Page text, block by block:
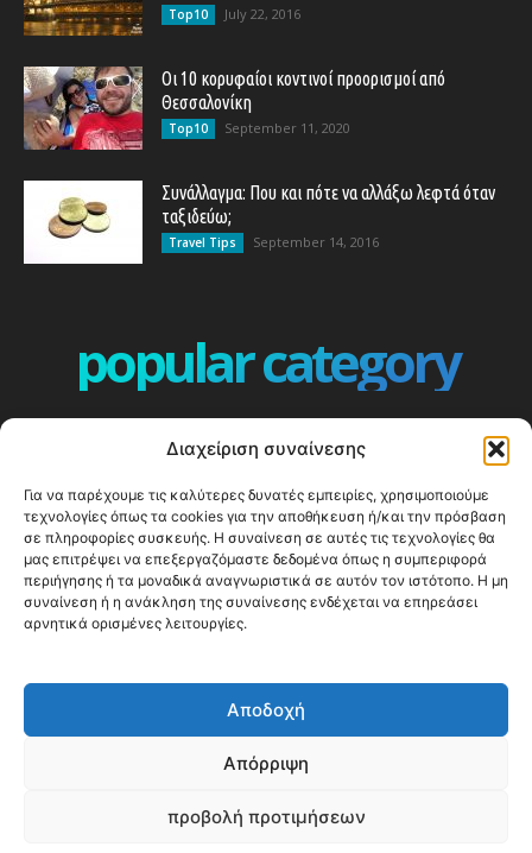
Διαχείριση συναίνεσης
Για να παρέχουμε τις καλύτερες δυνατές εμπειρίες, χρησιμοποιούμε
τεχνολογίες όπως τα cookies για την αποθήκευση ή/και την πρόσβαση
σε πληροφορίες συσκευής. Η συναίνεση σε αυτές τις τεχνολογίες θα
μας επιτρέψει να επεξεργαζόμαστε δεδομένα όπως η συμπεριφορά
περιήγησης ή τα μοναδικά αναγνωριστικά σε αυτόν τον ιστότοπο. Η μη
συναίνεση ή η ανάκληση της συναίνεσης ενδέχεται να επηρεάσει
αρνητικά ορισμένες λειτουργίες.
Αποδοχή
Απόρριψη
προβολή προτιμήσεων
Top10 July 22, 2016
Οι 10 κορυφαίοι κοντινοί προορισμοί από
Θεσσαλονίκη
Top10 September 11, 2020
Συνάλλαγμα: Που και πότε να αλλάξω λεφτά όταν
ταξιδεύω;
Travel Tips September 14, 2016
popular category
360
ΕΥΡΩΠΗ
332
ΚΟΣΜΟΣ - WORLD
328
Top10
303
Cool spots
ΝΗΣΙΑ
246
© Happy Traveller 2014-2025